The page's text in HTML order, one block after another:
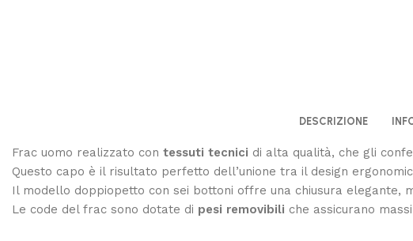
DESCRIZIONE
Frac uomo realizzato con tessuti tecnici di alta qualità, che gli
Questo capo è il risultato perfetto dell’unione tra il design
Il modello doppiopetto con sei bottoni offre una chiusura
Le code del frac sono dotate di pesi removibili che assicurano